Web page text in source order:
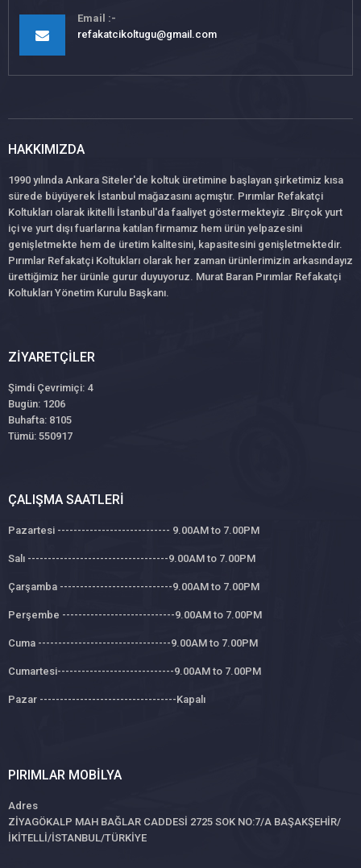
Email
refakatcikoltugu@gmail.com
HAKKIMIZDA
1990 yılında Ankara Siteler'de koltuk üretimine başlayan şirketimiz kısa
sürede büyüyerek İstanbul mağazasını açmıştır. Pırımlar Refakatçi
Koltukları olarak ikitelli İstanbul'da faaliyet göstermekteyiz .Birçok yurt
içi ve yurt dışı fuarlarına katılan firmamız hem ürün yelpazesini
genişletmekte hem de üretim kalitesini, kapasitesini genişletmektedir.
Pırımlar Refakatçi Koltukları olarak her zaman ürünlerimizin arkasındayız
ürettiğimiz her ürünle gurur duyuyoruz. Murat Baran Pırımlar Refakatçi
Koltukları Yönetim Kurulu Başkanı.
ZIYARETÇILER
Şimdi Çevrimiçi: 4
Bugün: 1206
Buhafta: 8105
Tümü: 550917
ÇALIŞMA SAATLERI
Pazartesi ---------------------------- 9.00AM to 7.00PM
Salı -----------------------------------9.00AM to 7.00PM
Çarşamba ----------------------------9.00AM to 7.00PM
Perşembe ----------------------------9.00AM to 7.00PM
Cuma ---------------------------------9.00AM to 7.00PM
Cumartesi-----------------------------9.00AM to 7.00PM
Pazar ----------------------------------Kapalı
PIRIMLAR MOBILYA
Adres
ZİYAGÖKALP MAH BAĞLAR CADDESİ 2725 SOK NO:7/A BAŞAKŞEHİR/
İKİTELLİ/İSTANBUL/TÜRKİYE